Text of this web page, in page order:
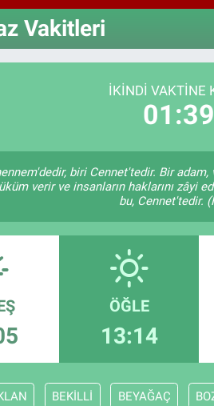
Vakitleri
İKINDI VAKTINE
biri Cennet'tedir. Bir
verir ve insanların haklarını zâyi
bu, Cennet'tedir.
ÖĞLE
13:14
BEKİLLİ BEYAĞAÇ